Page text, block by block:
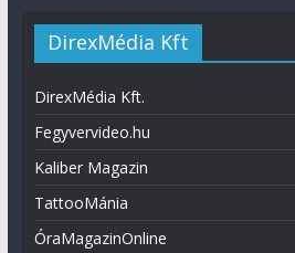
DirexMédia Kft
DirexMédia Kft.
Fegyvervideo.hu
Kaliber Magazin
TattooMánia
ÓraMagazinOnline